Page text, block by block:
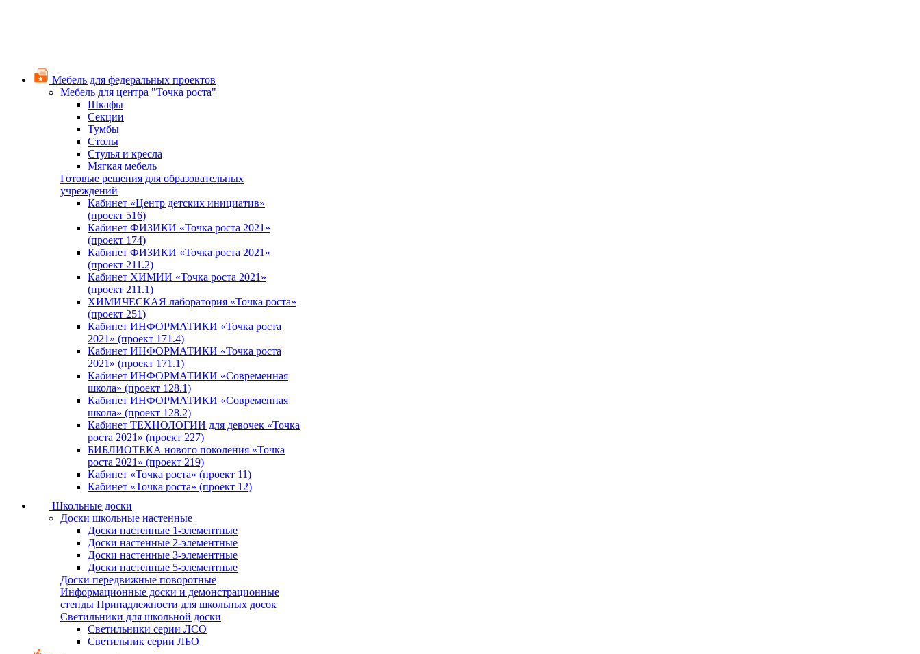
Мебель для федеральных проектов
Мебель для центра "Точка роста"
Шкафы
Секции
Тумбы
Столы
Стулья и кресла
Мягкая мебель
Готовые решения для образовательных
учреждений
Кабинет «Центр детских инициатив»
(проект 516)
Кабинет ФИЗИКИ «Точка роста 2021»
(проект 174)
Кабинет ФИЗИКИ «Точка роста 2021»
(проект 211.2)
Кабинет ХИМИИ «Точка роста 2021»
(проект 211.1)
ХИМИЧЕСКАЯ лаборатория «Точка роста»
(проект 251)
Кабинет ИНФОРМАТИКИ «Точка роста
2021» (проект 171.4)
Кабинет ИНФОРМАТИКИ «Точка роста
2021» (проект 171.1)
Кабинет ИНФОРМАТИКИ «Современная
школа» (проект 128.1)
Кабинет ИНФОРМАТИКИ «Современная
школа» (проект 128.2)
Кабинет ТЕХНОЛОГИИ для девочек «Точка
роста 2021» (проект 227)
БИБЛИОТЕКА нового поколения «Точка
роста 2021» (проект 219)
Кабинет «Точка роста» (проект 11)
Кабинет «Точка роста» (проект 12)
Школьные доски
Доски школьные настенные
Доски настенные 1-элементные
Доски настенные 2-элементные
Доски настенные 3-элементные
Доски настенные 5-элементные
Доски передвижные поворотные
Информационные доски и демонстрационные
стенды Принадлежности для школьных досок
Светильники для школьной доски
Светильники серии ЛСО
Светильник серии ЛБО